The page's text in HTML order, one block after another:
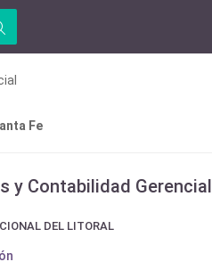
Fe
y Contabilidad Gerencial
DEL LITORAL